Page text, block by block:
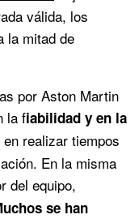
válida, los
la mitad de
por Aston Martin
la fiabilidad y en la
realizar tiempos
En la misma
del equipo,
se han